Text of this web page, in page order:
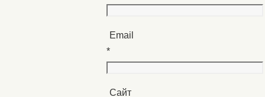
Email
*
Сайт